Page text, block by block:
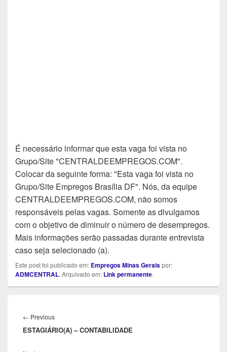
É necessário informar que esta vaga foi vista no
Grupo/Site "CENTRALDEEMPREGOS.COM".
Colocar da seguinte forma: "Esta vaga foi vista no
Grupo/Site Empregos Brasília DF". Nós, da equipe
CENTRALDEEMPREGOS.COM, não somos
responsáveis pelas vagas. Somente as divulgamos
com o objetivo de diminuir o número de desempregos.
Mais informações serão passadas durante entrevista
caso seja selecionado (a).
Este post foi publicado em: Empregos Minas Geraispor:
ADMCENTRAL. Arquivado em: Link permanente.
de
Post
← PreviousPrevious
post:
ESTAGIÁRIO(A) – CONTABILIDADE